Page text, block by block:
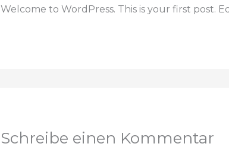
Welcome to WordPress. This is your first post.
Schreibe einen Kommentar